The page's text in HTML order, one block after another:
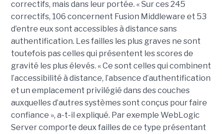
correctifs, mais dans leur portée. « Sur ces 245
correctifs, 106 concernent Fusion Middleware et 53
d’entre eux sont accessibles à distance sans
authentification. Les failles les plus graves ne sont
toutefois pas celles qui présentent les scores de
gravité les plus élevés. « Ce sont celles qui combinent
l’accessibilité à distance, l’absence d’authentification
et un emplacement privilégié dans des couches
auxquelles d’autres systèmes sont conçus pour faire
confiance », a-t-il expliqué. Par exemple WebLogic
Server comporte deux failles de ce type présentant